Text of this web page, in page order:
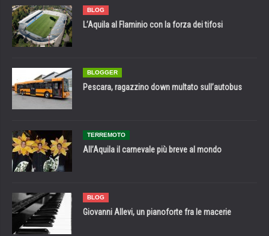
BLOG
L’Aquila al Flaminio con la forza dei tifosi
BLOGGER
Pescara, ragazzino down multato sull’autobus
TERREMOTO
All’Aquila il carnevale più breve al mondo
BLOG
Giovanni Allevi, un pianoforte fra le macerie